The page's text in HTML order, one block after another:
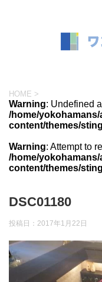
HOME >
Warning: Undefined
/home/
content/themes/
Warning: Attempt to
/home/
content/themes/
DSC01180
投稿日： 2017年1月22日